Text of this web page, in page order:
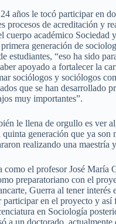
años le tocó participar en
procesos de acreditación y
cuerpo académico
generación de
estudiantes, “eso ha sido
apoyado a fortalecer la
sociólogos y sociólogos
que se han desarrollado
muy importantes”.
le llena de orgullo es ver
generación que ya son
realizando una maestría
como el profesor José María
preparatoriano con el
Guerra al tener interés
participar en el proyecto y así
en Sociología